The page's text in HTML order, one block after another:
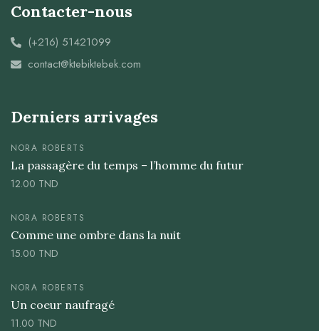
Contacter-nous
(+216) 51421099
contact@ktebiktebek.com
Derniers arrivages
NORA ROBERTS
La passagère du temps – l’homme du futur
12.00 TND
NORA ROBERTS
Comme une ombre dans la nuit
15.00 TND
NORA ROBERTS
Un coeur naufragé
11.00 TND